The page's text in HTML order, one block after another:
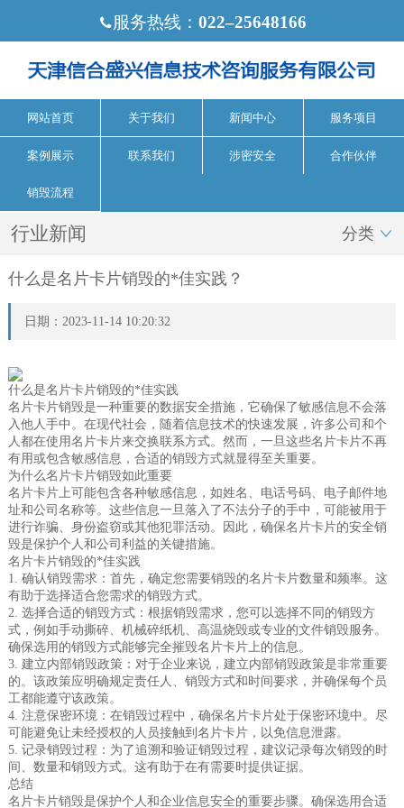
服务热线： 022‒25648166
网站首页 关于我们 新闻中心 服务项目
案例展示 联系我们 涉密安全 合作伙伴
销毁流程
行业新闻 分类 
什么是名片卡片销毁的*佳实践？
日期：2023-11-14 10:20:32
什么是名片卡片销毁的*佳实践
名片卡片销毁是一种重要的数据安全措施，它确保了敏感信息不会落
入他人手中。在现代社会，随着信息技术的快速发展，许多公司和个
人都在使用名片卡片来交换联系方式。然而，一旦这些名片卡片不再
有用或包含敏感信息，合适的销毁方式就显得至关重要。
为什么名片卡片销毁如此重要
名片卡片上可能包含各种敏感信息，如姓名、电话号码、电子邮件地
址和公司名称等。这些信息一旦落入了不法分子的手中，可能被用于
进行诈骗、身份盗窃或其他犯罪活动。因此，确保名片卡片的安全销
毁是保护个人和公司利益的关键措施。
名片卡片销毁的*佳实践
1. 确认销毁需求：首先，确定您需要销毁的名片卡片数量和频率。这
有助于选择适合您需求的销毁方式。
2. 选择合适的销毁方式：根据销毁需求，您可以选择不同的销毁方
式，例如手动撕碎、机械碎纸机、高温烧毁或专业的文件销毁服务。
确保选用的销毁方式能够完全摧毁名片卡片上的信息。
3. 建立内部销毁政策：对于企业来说，建立内部销毁政策是非常重要
的。该政策应明确规定责任人、销毁方式和时间要求，并确保每个员
工都能遵守该政策。
4. 注意保密环境：在销毁过程中，确保名片卡片处于保密环境中。尽
可能避免让未经授权的人员接触到名片卡片，以免信息泄露。
5. 记录销毁过程：为了追溯和验证销毁过程，建议记录每次销毁的时
间、数量和销毁方式。这有助于在有需要时提供证据。
总结
名片卡片销毁是保护个人和企业信息安全的重要步骤。确保选用合适